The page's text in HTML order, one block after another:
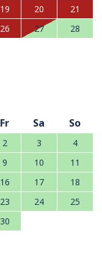
19 20
21
26 27
28
Fr Sa So
2 3
4
9 10
11
16 17
18
23 24
25
30